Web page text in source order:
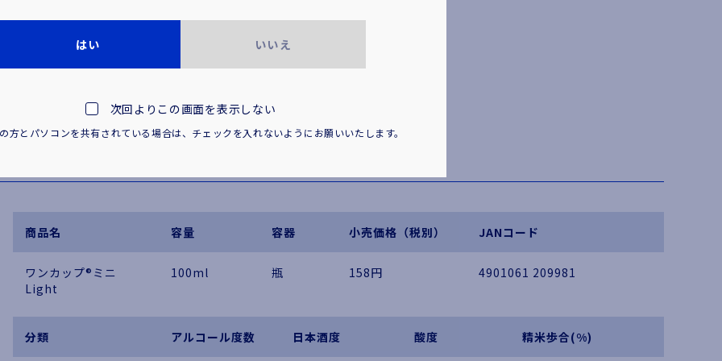
商品名 容量 容器 小売価格（税別） JANコード
ワンカップ®ミニ
Light
100ml 瓶 158円 4901061 209981
分類 アルコール度数 日本酒度 酸度 精米歩合(%)
はい いいえ
次回よりこの画面を表示しない
方とパソコンを共有されている場合は、 チェックを入れないようにお願いいたします。